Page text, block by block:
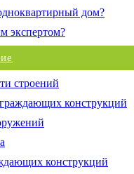
дом?
экспертом?
строений
конструкций
конструкций